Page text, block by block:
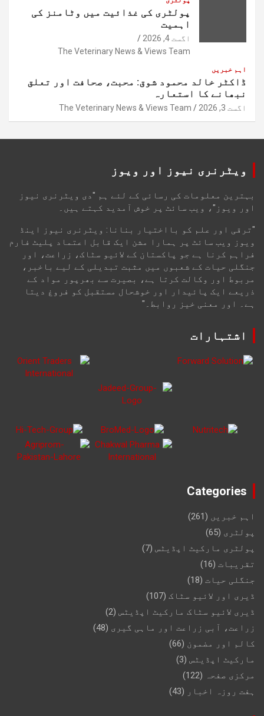
پولٹری کی غذائیت میں وٹامنز کی
اہمیت
اگست 4, 2026
The Veterinary News & Views Team
اہم خبریں
ڈاکٹر خالد محمود شوق: محبت، صحافت اور تعلق
نبھانے کا استعارہ
اگست 3, 2026 The Veterinary News & Views Team
ویٹرنری نیوز اور ویوز
بہترین معلومات کی رسائی کے لئے ہم "دی ویٹرنری نیوز
اور ویوز"، ویب سائٹ پر خوش آمدید کہتے ہیں۔
"ترقی اور علم کو بااختیار بنانا: ویٹرنری نیوز اینڈ
ویوز ویب سائٹ پر ہمارا مشن ایک قابل اعتماد پلیٹ فارم
فراہم کرنا ہے جو پاکستان کے لائیو سٹاک، زراعت، اور
جنگلی حیات کے شعبوں میں مثبت تبدیلی کے لیے باخبر،
مربوط اور وکالت کرتا ہے، بصیرت سے بھرپور مواد کے
ذریعے ایک پائیدار اور خوشحال مستقبل کو فروغ دیتا
ہے۔ اور معنی خیز روابط۔"
اشتہارات
Categories
اہم خبریں (261)
پولٹری (65)
پولٹری مارکیٹ اپڈیٹس (7)
تقریبات (16)
جنگلی حیات (18)
ڈیری اور لائیو سٹاک (107)
ڈیری لائیو سٹاک مارکیٹ اپڈیٹس (2)
زراعت، آبی زراعت اور ماہی گیری (48)
کالم اور مضمون (66)
مارکیٹ اپڈیٹس (3)
مرکزی صفحہ
(122)
ہفت روزہ اخبار (43)